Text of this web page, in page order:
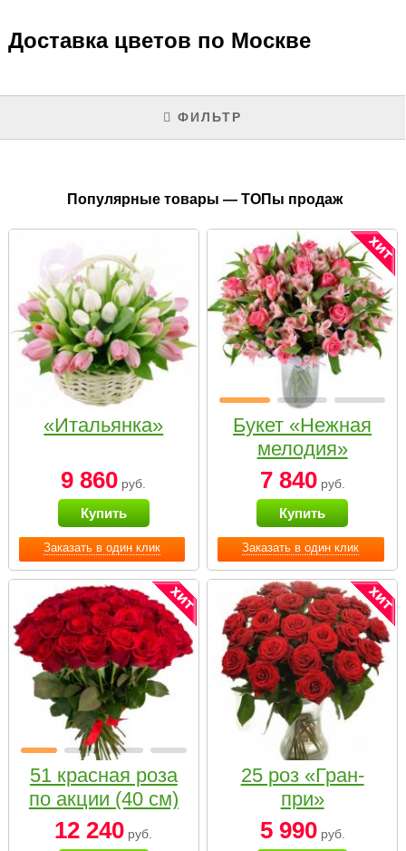
Доставка цветов по Москве
ФИЛЬТР
Популярные товары — ТОПы продаж
Заказать в один клик
«Итальянка»
9 860 руб.
Купить
Заказать в один клик
Букет «Нежная
мелодия»
7 840руб.
Купить
51 красная роза
по акции (40 см)
12 240 руб.
25 роз «Гран-
при»
5 990руб.